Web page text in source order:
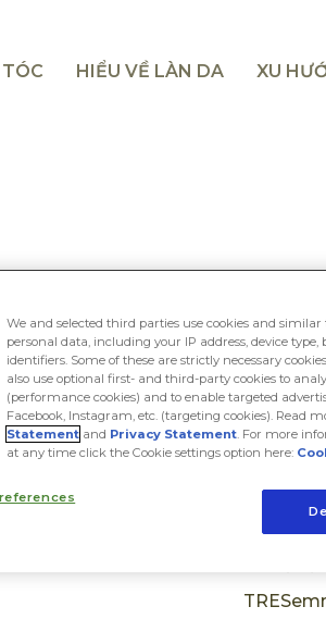
HIỂU VỀ LÀN DA XU
TÁI
BOND
N°1
Mô tả
tóc giảm
công
do hư
We and selected third parties use cookies and similar
personal data, including your IP address, device
identifiers. Some of these are strictly necessary
also use optional first- and third-party cookies to
(performance cookies) and to enable targeted
Facebook, Instagram, etc. (targeting cookies). Read
Statement and Privacy Statement. For more
at any time click the Cookie settings option here: